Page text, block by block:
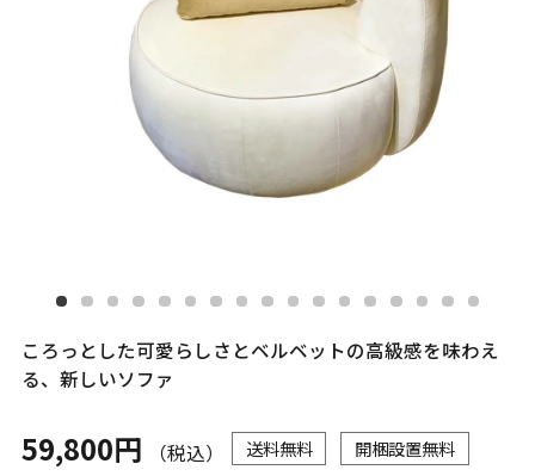
ころっとした可愛らしさとベルベットの高級感を味わえ
る、新しいソファ
59,800円 （税込） 送料無料 開梱設置無料